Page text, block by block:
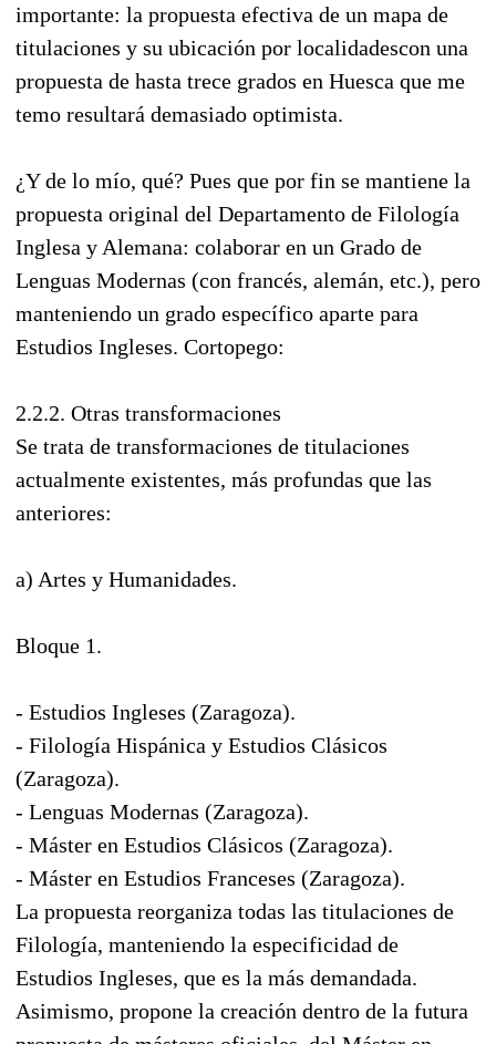
importante: la propuesta efectiva de un mapa de
titulaciones y su ubicación por localidadescon una
propuesta de hasta trece grados en Huesca que me
temo resultará demasiado optimista.
¿Y de lo mío, qué? Pues que por fin se mantiene la
propuesta original del Departamento de Filología
Inglesa y Alemana: colaborar en un Grado de
Lenguas Modernas (con francés, alemán, etc.), pero
manteniendo un grado específico aparte para
Estudios Ingleses. Cortopego:
2.2.2. Otras transformaciones
Se trata de transformaciones de titulaciones
actualmente existentes, más profundas que las
anteriores:
a) Artes y Humanidades.
Bloque 1.
- Estudios Ingleses (Zaragoza).
- Filología Hispánica y Estudios Clásicos
(Zaragoza).
- Lenguas Modernas (Zaragoza).
- Máster en Estudios Clásicos (Zaragoza).
- Máster en Estudios Franceses (Zaragoza).
La propuesta reorganiza todas las titulaciones de
Filología, manteniendo la especificidad de
Estudios Ingleses, que es la más demandada.
Asimismo, propone la creación dentro de la futura